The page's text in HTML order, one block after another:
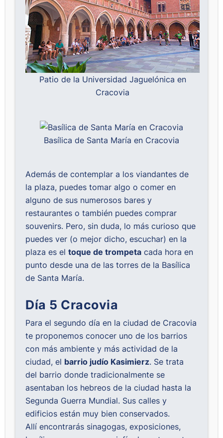
Patio de la Universidad Jaguelónica en
Cracovia
Basílica de Santa María en Cracovia
Además de contemplar a los viandantes de
la plaza, puedes tomar algo o comer en
alguno de sus numerosos bares y
restaurantes o también puedes comprar
souvenirs. Pero, sin duda, lo más curioso que
puedes ver (o mejor dicho, escuchar) en la
plaza es eltoque de trompeta cada hora en
punto desde una de las torres de la Basílica
de Santa María.
Día 5 Cracovia
Para el segundo día en la ciudad de Cracovia
te proponemos conocer uno de los barrios
con más ambiente y más actividad de la
ciudad, el barrio judío Kasimierz. Se trata
del barrio donde tradicionalmente se
asentaban los hebreos de la ciudad hasta la
Segunda Guerra Mundial. Sus calles y
edificios están muy bien conservados.
Allí encontrarás sinagogas, exposiciones,